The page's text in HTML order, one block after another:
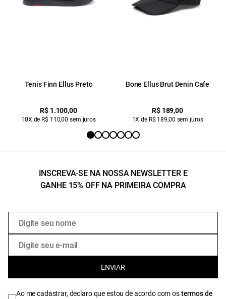
Tenis Finn Ellus Preto
R$ 1.100,00
10X de R$ 110,00 sem juros
Bone Ellus Brut Denin Cafe
R$ 189,00
1X de R$ 189,00 sem juros
INSCREVA-SE NA NOSSA NEWSLETTER E
GANHE 15% OFF NA PRIMEIRA COMPRA
ENVIAR
Ao me cadastrar, declaro que estou de acordo com ostermos de